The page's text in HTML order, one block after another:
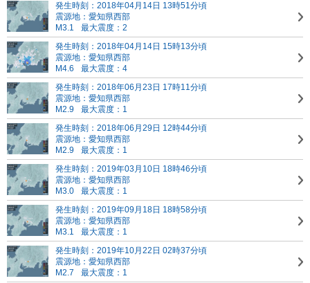
発生時刻：2018年04月14日 13時51分頃
震源地：愛知県西部
M3.1
最大震度：2
発生時刻：2018年04月14日 15時13分頃
震源地：愛知県西部
M4.6
最大震度：4
発生時刻：2018年06月23日 17時11分頃
震源地：愛知県西部
M2.9
最大震度：1
発生時刻：2018年06月29日 12時44分頃
震源地：愛知県西部
M2.9
最大震度：1
発生時刻：2019年03月10日 18時46分頃
震源地：愛知県西部
M3.0
最大震度：1
発生時刻：2019年09月18日 18時58分頃
震源地：愛知県西部
M3.1
最大震度：1
発生時刻：2019年10月22日 02時37分頃
震源地：愛知県西部
M2.7
最大震度：1